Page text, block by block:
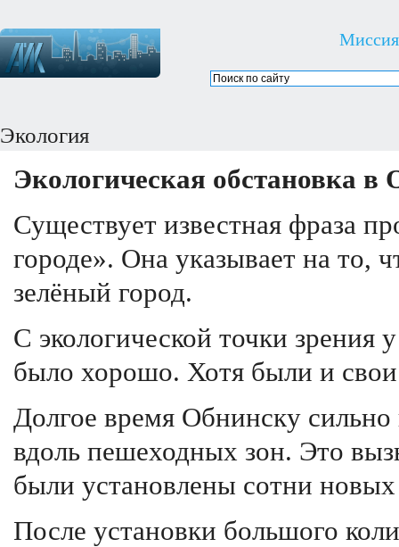
Миссия
Экология
Экологическая обстановка в
Существует известная фраза
городе». Она указывает на
зелёный город.
С экологической точки зрения
было хорошо. Хотя были и
Долгое время Обнинску сильно
вдоль пешеходных зон. Это
были установлены сотни
После установки большого